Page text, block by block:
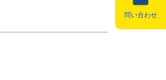
問い合わせ